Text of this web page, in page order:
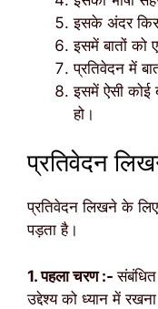
इसके अंदर
इसमें बातों को
प्रतिवेदन में
इसमें ऐसी कोई
हो।
प्रतिवेदन
प्रतिवेदन लिखने के लिए
पड़ता है।
1. पहला चरण :-
उद्देश्य को ध्यान में